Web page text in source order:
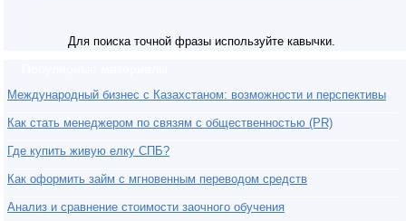
Для поиска точной фразы используйте кавычки.
Международный бизнес с Казахстаном: возможности и перспективы
Как стать менеджером по связям с общественностью (PR)
Где купить живую елку СПБ?
Как оформить займ с мгновенным переводом средств
Анализ и сравнение стоимости заочного обучения